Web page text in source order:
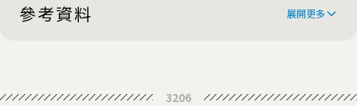
參考資料 展開更多
3206